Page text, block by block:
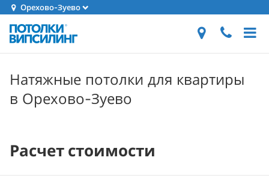
Орехово-Зуево
Натяжные потолки для квартиры
в Орехово-Зуево
Расчет стоимости